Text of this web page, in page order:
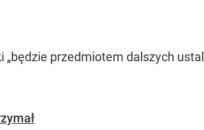
przedmiotem dalszych